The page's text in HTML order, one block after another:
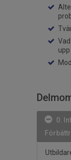
0.